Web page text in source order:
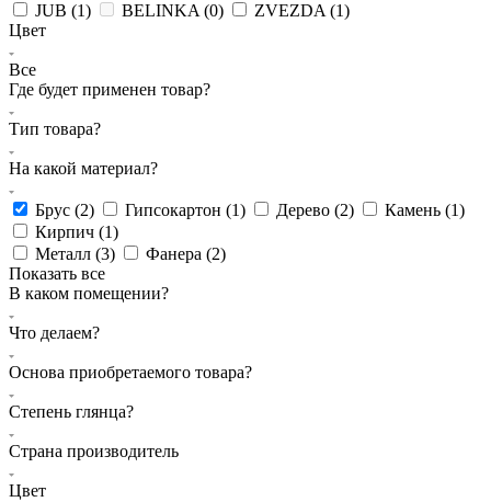
JUB (1) BELINKA (0) ZVEZDA (1)
Цвет
Все
Где будет применен товар?
Тип товара?
На какой материал?
Брус (2) Гипсокартон (1) Дерево (2) Камень (1)
Кирпич (1)
Металл (3) Фанера (2)
Показать все
В каком помещении?
Что делаем?
Основа приобретаемого товара?
Степень глянца?
Страна производитель
Цвет